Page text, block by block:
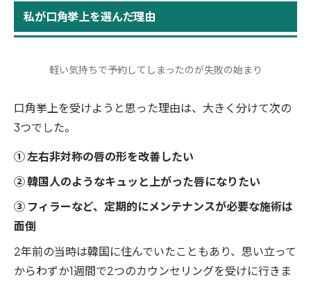
私が口角挙上を選んだ理由
軽い気持ちで予約してしまったのが失敗の始まり
口角挙上を受けようと思った理由は、大きく分けて次の
3つでした。
① 左右非対称の唇の形を改善したい
② 韓国人のようなキュッと上がった唇になりたい
③ フィラーなど、定期的にメンテナンスが必要な施術は
面倒
2年前の当時は韓国に住んでいたこともあり、思い立って
からわずか1週間で2つのカウンセリングを受けに行きま